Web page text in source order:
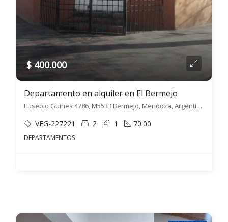
$ 400.000
Departamento en alquiler en El Bermejo
Eusebio Guiñes 4786, M5533 Bermejo, Mendoza, Argentina, El Bermejo, Guaymallén
VEG-227221 2 1 70.00
DEPARTAMENTOS